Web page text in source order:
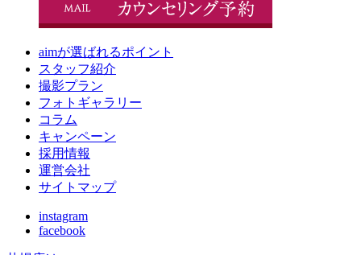
aimが選ばれるポイント
スタッフ紹介
撮影プラン
フォトギャラリー
コラム
キャンペーン
採用情報
運営会社
サイトマップ
instagram
facebook